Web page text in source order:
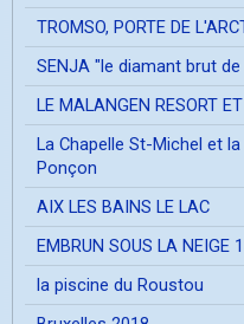
TROMSO, PORTE DE
SENJA "le diamant brut
LE MALANGEN RESORT
La Chapelle St-Michel et
Ponçon
AIX LES BAINS LE LAC
EMBRUN SOUS LA NEIGE
la piscine du Roustou